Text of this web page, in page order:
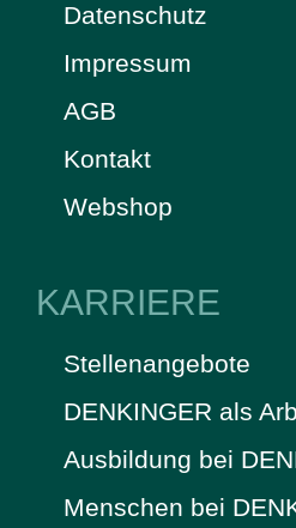
Datenschutz
Impressum
AGB
Kontakt
Webshop
KARRIERE
Stellenangebote
DENKINGER als
Ausbildung bei
Menschen bei